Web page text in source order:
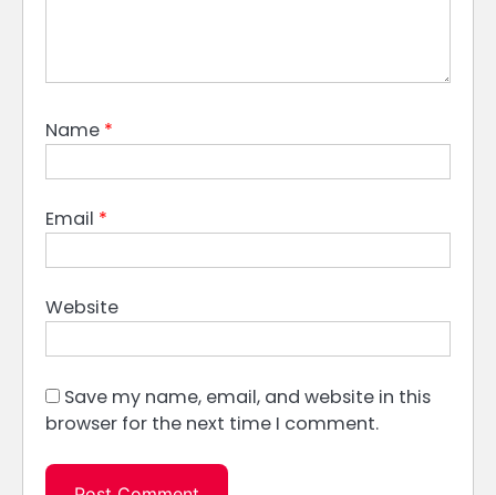
Name *
Email *
Website
Save my name, email, and website in this
browser for the next time I comment.